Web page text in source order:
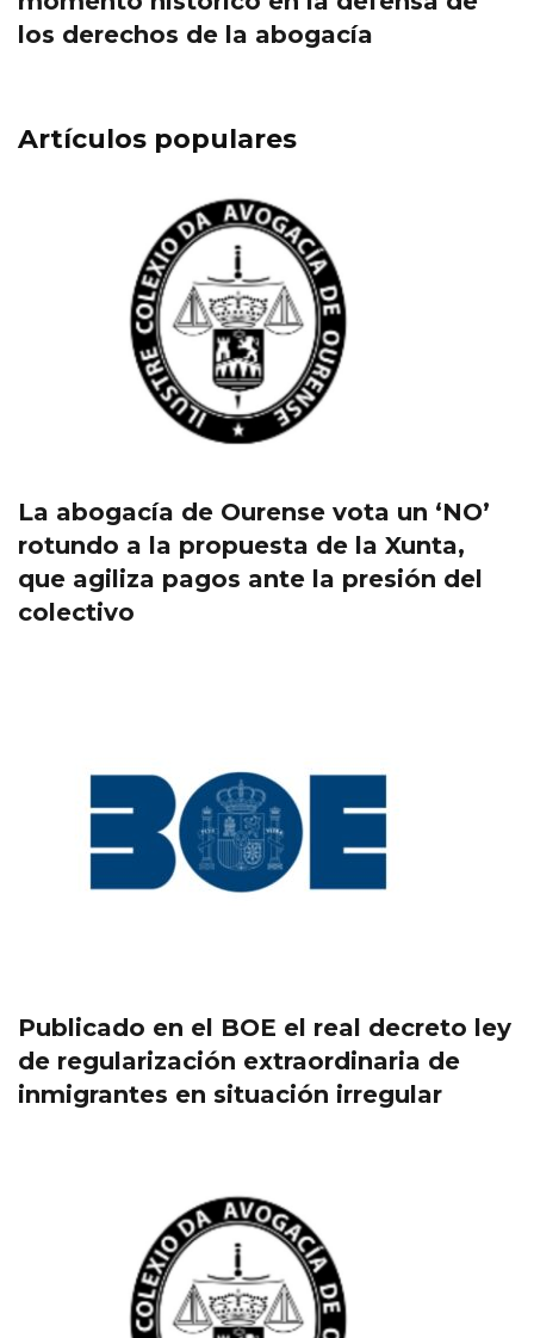
los derechos de la abogacía
Artículos populares
La abogacía de Ourense vota un ‘NO’
rotundo a la propuesta de la Xunta,
que agiliza pagos ante la presión del
colectivo
Publicado en el BOE el real decreto ley
de regularización extraordinaria de
inmigrantes en situación irregular